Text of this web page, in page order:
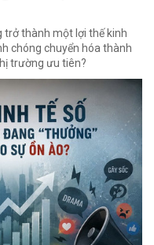
trở thành một lợi thế kinh
chóng chuyển hóa thành
trường ưu tiên?